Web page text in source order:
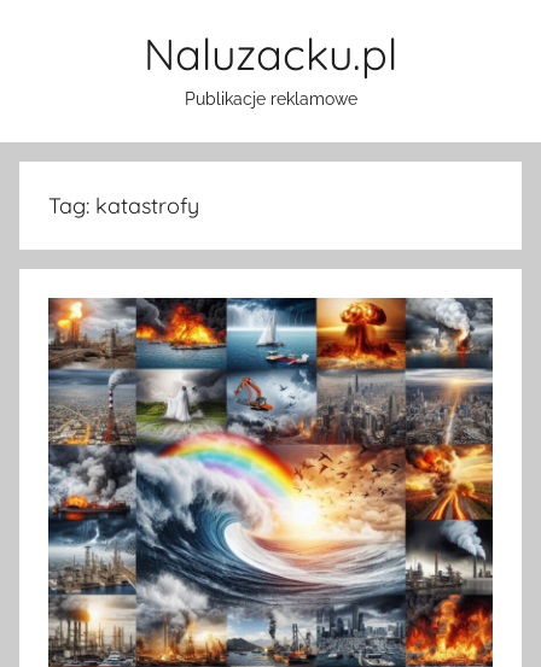
Naluzacku.pl
Publikacje reklamowe
Tag: katastrofy